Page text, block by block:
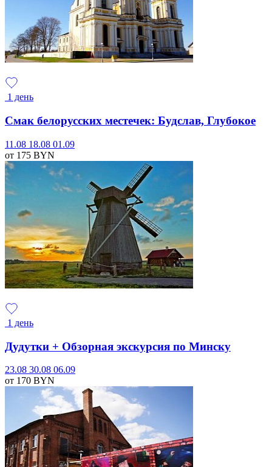
1 день
Смак белорусских местечек: Будслав, Глубокое
11.08 18.08 01.09
от 175 BYN
1 день
Дудутки + Обзорная экскурсия по Минску
23.08 30.08 06.09
от 170 BYN